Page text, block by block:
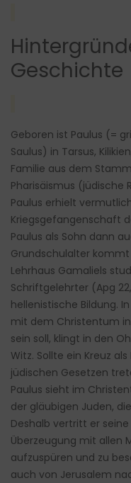
Geschichte
Geboren ist Paulus (=
Saulus) in Tarsus,
Familie aus dem
Pharisäismus (jüdische
Paulus erhielt
Kriegsgefangenschaft
Paulus als Sohn dann
Grundschulalter
Lehrhaus Gamaliels
Schriftgelehrter (Apg
hellenistische Bildung.
mit dem Christentum in
sein soll, klingt in den
Witz. Sollte ein Kreuz
jüdischen Gesetzen
Paulus sieht im
der gläubigen Juden,
Deshalb vertritt er
Überzeugung mit allen
aufzuspüren und zu
auch von Jerusalem